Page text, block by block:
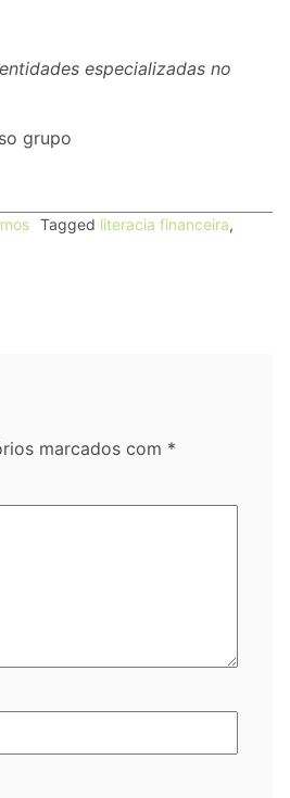
especializadas no
grupo
Tagged literacia financeira,
marcados com *